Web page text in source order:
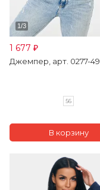
1 677 ₽
Джемпер, арт. 0277-49
56